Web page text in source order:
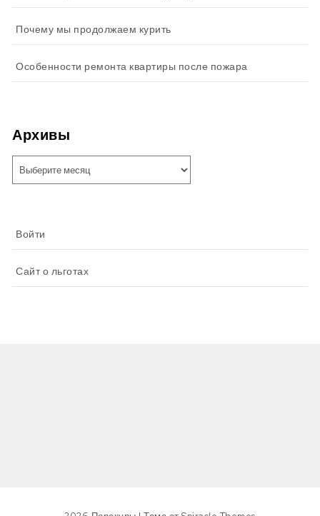
Почему мы продолжаем курить
Особенности ремонта квартиры после пожара
Архивы
Войти
Сайт о льготах